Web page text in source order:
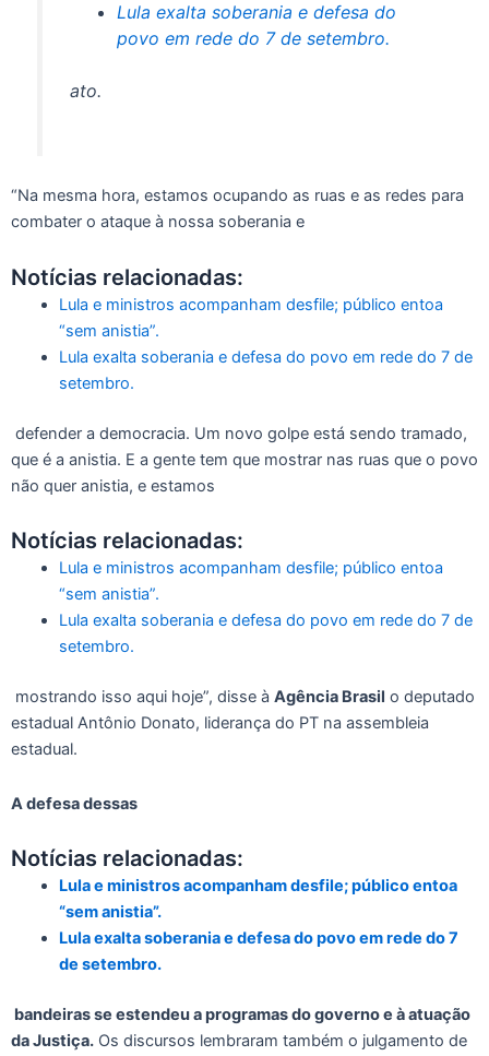
Lula exalta soberania e defesa do
povo em rede do 7 de setembro.
ato.
“Na mesma hora, estamos ocupando as ruas e as redes para
combater o ataque à nossa soberania e
Notícias relacionadas:
Lula e ministros acompanham desfile; público entoa
“sem anistia”.
Lula exalta soberania e defesa do povo em rede do 7 de
setembro.
defender a democracia. Um novo golpe está sendo tramado,
que é a anistia. E a gente tem que mostrar nas ruas que o povo
não quer anistia, e estamos
Notícias relacionadas:
Lula e ministros acompanham desfile; público entoa
“sem anistia”.
Lula exalta soberania e defesa do povo em rede do 7 de
setembro.
mostrando isso aqui hoje”, disse à Agência Brasil o deputado
estadual Antônio Donato, liderança do PT na assembleia
estadual.
A defesa dessas
Notícias relacionadas:
Lula e ministros acompanham desfile; público entoa
“sem anistia”.
Lula exalta soberania e defesa do povo em rede do 7
de setembro.
bandeiras se estendeu a programas do governo e à atuação
da Justiça. Os discursos lembraram também o julgamento de